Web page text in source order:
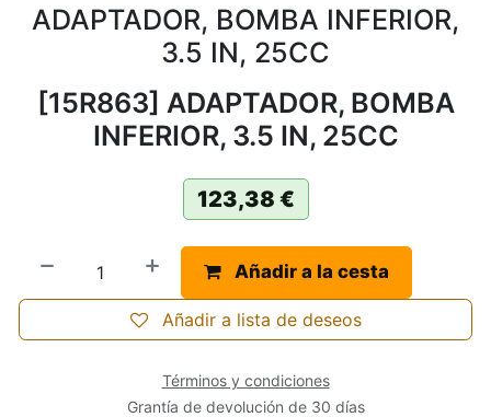
ADAPTADOR, BOMBA INFERIOR,
3.5 IN, 25CC
[15R863] ADAPTADOR, BOMBA
INFERIOR, 3.5 IN, 25CC
123,38 €
Añadir a la cesta
Añadir a lista de deseos
Términos y condiciones
Grantía de devolución de 30 días